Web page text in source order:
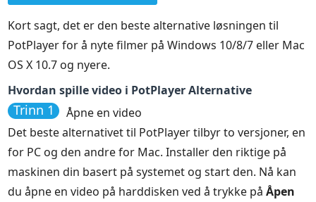
Kort sagt, det er den beste alternative løsningen til
PotPlayer for å nyte filmer på Windows 10/8/7 eller Mac
OS X 10.7 og nyere.
Hvordan spille video i PotPlayer Alternative
Trinn 1
Åpne en video
Det beste alternativet til PotPlayer tilbyr to versjoner, en
for PC og den andre for Mac. Installer den riktige på
maskinen din basert på systemet og start den. Nå kan
du åpne en video på harddisken ved å trykke påÅpen